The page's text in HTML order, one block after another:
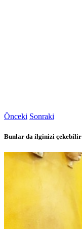
Önceki Sonraki
Bunlar da ilginizi çekebilir